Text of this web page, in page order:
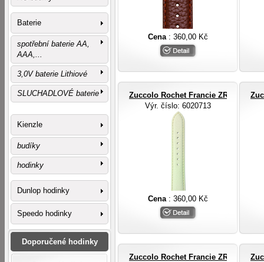
Cena : 360,00 Kč
Zuccolo Rochet Francie ZRC
Výr. číslo: 6020713
Cena : 360,00 Kč
Zuccolo Rochet Francie ZRC
Baterie
spotřební baterie AA,
AAA,...
3,0V baterie Lithiové
SLUCHADLOVÉ baterie
Kienzle
budíky
hodinky
Dunlop hodinky
Speedo hodinky
Doporučené hodinky